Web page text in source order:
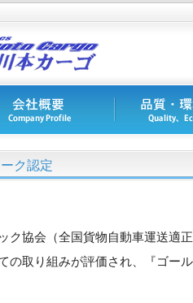
ク認定
ク協会（全国貨物自動車運送適
の取り組みが評価され、『ゴー